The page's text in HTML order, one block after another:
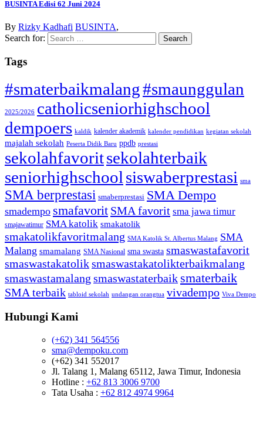
BUSINTA Edisi 62 Juni 2024
By Rizky Kadhafi BUSINTA,
Search for:
Tags
#smaterbaikmalang#smaunggulan
2025/2026 catholicseniorhighschool
dempoers kaldik kalender akademik kalender pendidikan kegiatan sekolah
majalah sekolah Peserta Didik Baru ppdb prestasi
sekolahfavoritsekolahterbaik
seniorhighschool siswaberprestasi sma
SMA berprestasi smaberprestasi SMA Dempo
smadempo smafavorit SMA favorit sma jawa timur
smajawatimur SMA katolik smakatolik
smakatolikfavoritmalang SMA Katolik St. Albertus Malang SMA
Malang smamalang SMA Nasional sma swasta smaswastafavorit
smaswastakatoliksmaswastakatolikterbaikmalang
smaswastamalang smaswastaterbaik smaterbaik
SMA terbaik tabloid sekolah undangan orangtua vivadempo Viva Dempo
Hubungi Kami
(+62) 341 564556
sma@dempoku.com
(+62) 341 552017
Jl. Talang 1, Malang 65112, Jawa Timur, Indonesia
Hotline : +62 813 3006 9700
Tata Usaha : +62 812 4974 9964